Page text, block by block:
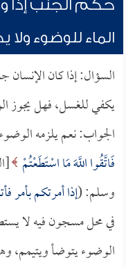
حكم الجنب إذا
الماء للوضوء
السؤال: إذا كان
يكفي للغسل، فهل يجوز
الجواب: نعم يلزمه
فَاتَّقُوا اللَّهَ مَا اسْتَطَعْتُمْ
وسلم: (إذا أمرتكم بأمر
في محل مسجون فيه لا
الوضوء يتوضأ ويتيمم،